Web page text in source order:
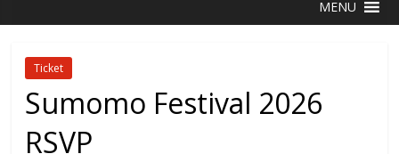
MENU
Ticket
Sumomo Festival 2026
RSVP